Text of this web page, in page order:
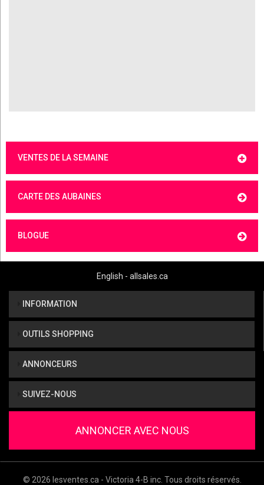
VENTES DE LA SEMAINE
CARTE DES AUBAINES
BLOGUE
English - allsales.ca
INFORMATION
OUTILS SHOPPING
ANNONCEURS
SUIVEZ-NOUS
ANNONCER AVEC NOUS
© 2026 lesventes.ca - Victoria 4-B inc. Tous droits réservés.